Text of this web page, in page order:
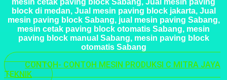
mesin cetak paving block Sabang, Jual mesin paving
block di medan, Jual mesin paving block jakarta, Jual
mesin paving block Sabang, jual mesin paving Sabang,
mesin cetak paving block otomatis Sabang, mesin
paving block manual Sabang, mesin paving block
otomatis Sabang
CONTOH- CONTOH MESIN PRODUKSI C MITRA JAYA
TEKNIK